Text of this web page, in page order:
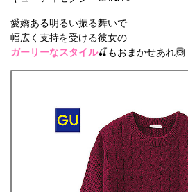
愛嬌ある明るい振る舞いで
幅広く支持を受ける彼女の
ガーリーなスタイル🍒もおまかせあれ🙆